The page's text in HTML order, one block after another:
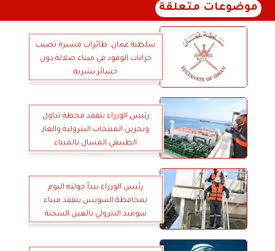
موضوعات متعلقة
سلطنة عمان: طائرات مسيرة تصيب
خزانات الوقود في ميناء صلالة دون
خسائر بشرية
رئيس الوزراء يتفقد محطة تداول
وتخزين المنتجات البترولية والغاز
الطبيعي المسال بالميناء
رئيس الوزراء يبدأ جولته اليوم
بمحافظة السويس بتفقد ميناء
سوميد البترولي بالعين السخنة